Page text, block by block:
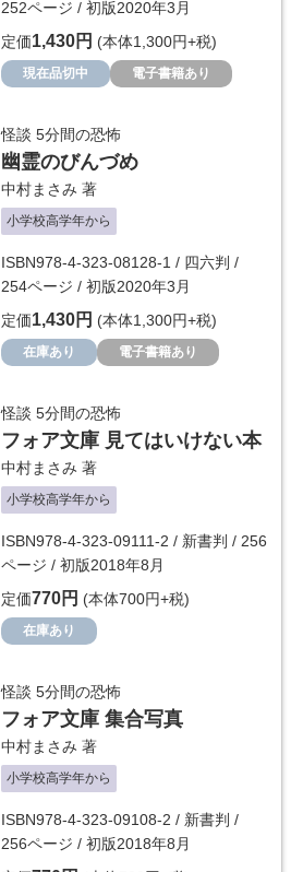
252ページ / 初版2020年3月
定価1,430円 (本体1,300円+税)
現在品切中 電子書籍あり
怪談 5分間の恐怖
幽霊のびんづめ
中村まさみ 著
小学校高学年から
ISBN978-4-323-08128-1 / 四六判 /
254ページ / 初版2020年3月
定価1,430円 (本体1,300円+税)
在庫あり 電子書籍あり
怪談 5分間の恐怖
フォア文庫 見てはいけない本
中村まさみ 著
小学校高学年から
ISBN978-4-323-09111-2 / 新書判 / 256
ページ / 初版2018年8月
定価770円 (本体700円+税)
在庫あり
怪談 5分間の恐怖
フォア文庫 集合写真
中村まさみ 著
小学校高学年から
ISBN978-4-323-09108-2 / 新書判 /
256ページ / 初版2018年8月